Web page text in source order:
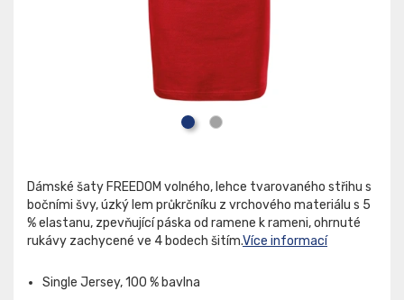
Dámské šaty FREEDOM volného, lehce tvarovaného střihu s
bočními švy, úzký lem průkrčníku z vrchového materiálu s 5
% elastanu, zpevňující páska od ramene k rameni, ohrnuté
rukávy zachycené ve 4 bodech šitím.Více informací
Single Jersey, 100 % bavlna